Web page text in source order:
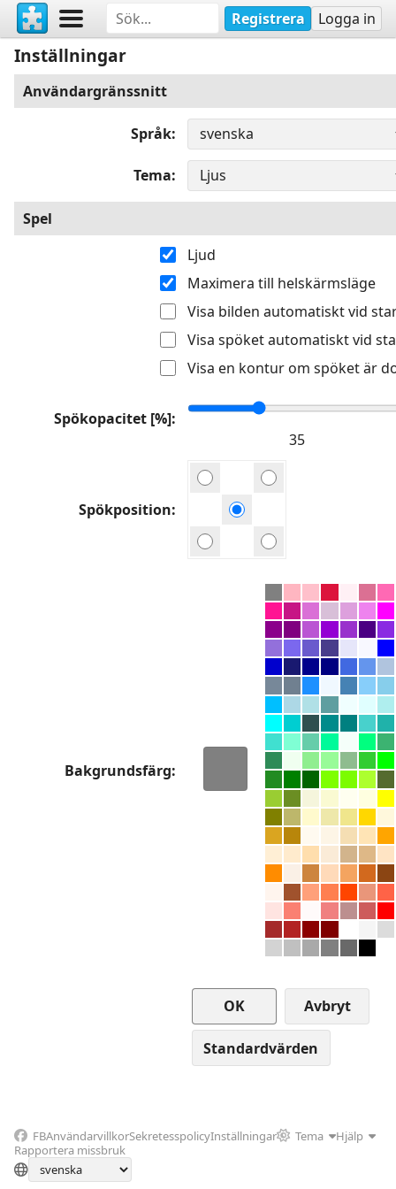
Registrera Logga in
Inställningar
Användargränssnitt
Språk
Tema
Spel
Ljud
Maximera till helskärmsläge
Visa bilden automatiskt vid
Visa spöket automatiskt vid
Visa en kontur om spöket är
Spökopacitet [%]
Spökposition
Bakgrundsfärg
Avbryt
FBAnvändarvillkorSekretesspolicyInställningar Tema
Hjälp
Rapportera missbruk